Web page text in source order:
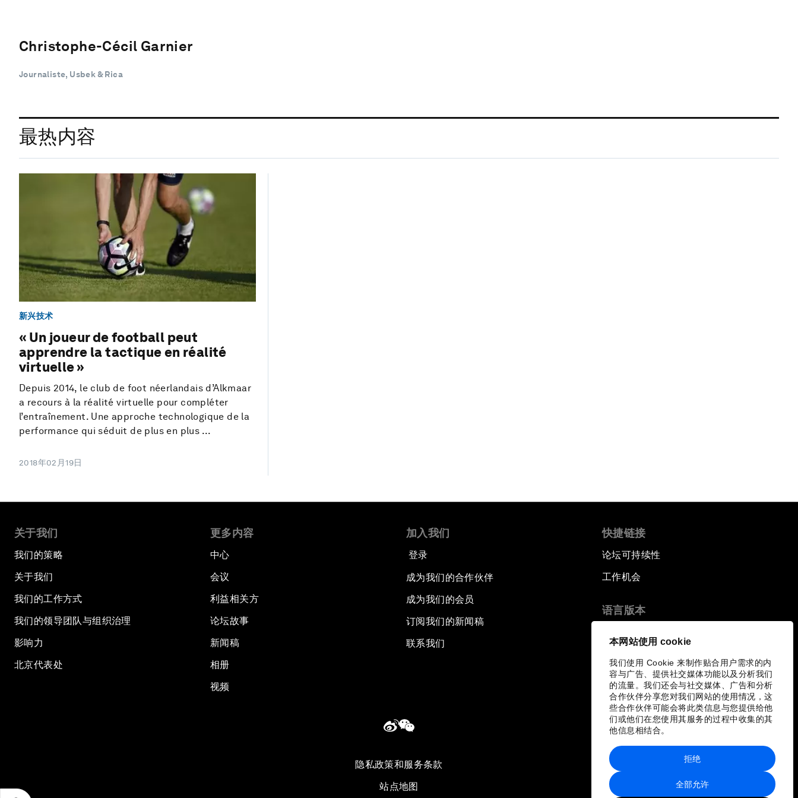
本网站使用 cookie
我们使用 Cookie 来制作贴合用户需求的内
容与广告、提供社交媒体功能以及分析我们
的流量。我们还会与社交媒体、广告和分析
合作伙伴分享您对我们网站的使用情况，这
些合作伙伴可能会将此类信息与您提供给他
们或他们在您使用其服务的过程中收集的其
他信息相结合。
全部允许
拒绝
Christophe-Cécil Garnier
Journaliste, Usbek & Rica
最热内容
新兴技术
« Un joueur de football peut
apprendre la tactique en réalité
virtuelle »
Depuis 2014, le club de foot néerlandais d’Alkmaar
a recours à la réalité virtuelle pour compléter
l’entraînement. Une approche technologique de la
performance qui séduit de plus en plus ...
2018年02月19日
关于我们
我们的策略
关于我们
我们的工作方式
我们的领导团队与组织治理
影响力
北京代表处
更多内容
中心
会议
利益相关方
论坛故事
新闻稿
相册
视频
加入我们
登录
成为我们的合作伙伴
成为我们的会员
订阅我们的新闻稿
联系我们
快捷链接
论坛可持续性
工作机会
语言版本
隐私政策和服务条款
站点地图